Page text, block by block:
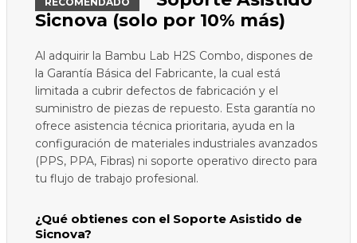
Sicnova (solo por 10% más)
Al adquirir la Bambu Lab H2S Combo, dispones de
la Garantía Básica del Fabricante, la cual está
limitada a cubrir defectos de fabricación y el
suministro de piezas de repuesto. Esta garantía no
ofrece asistencia técnica prioritaria, ayuda en la
configuración de materiales industriales avanzados
(PPS, PPA, Fibras) ni soporte operativo directo para
tu flujo de trabajo profesional.
¿Qué obtienes con el Soporte Asistido de
Sicnova?